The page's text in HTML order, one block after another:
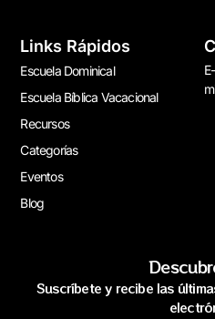
Links Rápidos
Escuela Dominical
Escuela Bíblica Vacacional
Recursos
Categorías
Eventos
Blog
Suscríbete y recibe las